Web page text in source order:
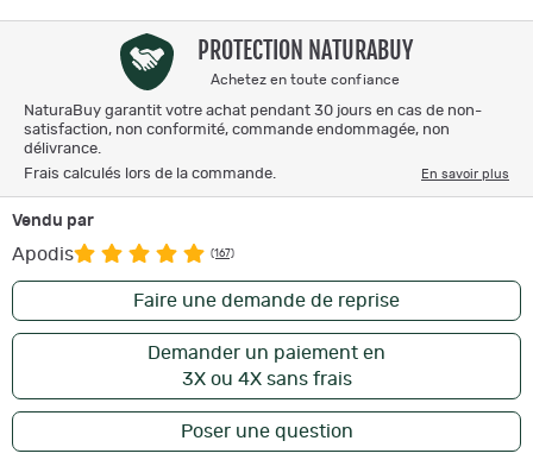
PROTECTION NATURABUY
Achetez en toute confiance
NaturaBuy garantit votre achat pendant 30 jours en cas de non-
satisfaction, non conformité, commande endommagée, non
délivrance.
Frais calculés lors de la commande.
En savoir plus
Vendu par
Apodis (167)
Faire une demande de reprise
Demander un paiement en
3X ou 4X sans frais
Poser une question